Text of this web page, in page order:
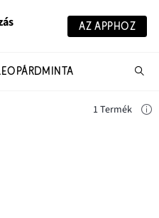
AZ APPHOZ
1 Termék